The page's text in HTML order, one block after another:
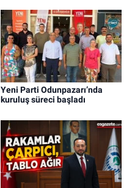
Yeni Parti Odunpazarı’nda
kuruluş süreci başladı